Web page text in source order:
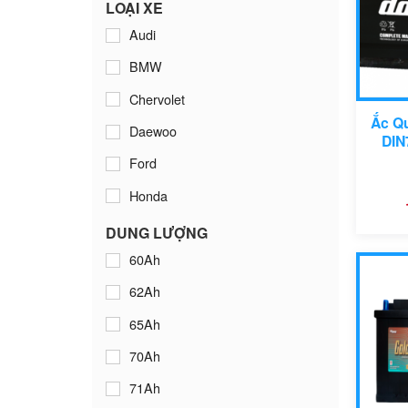
Varta
LOẠI XE
Audi
BMW
Chervolet
Daewoo
Ford
Honda
Hyundai
Isuzu
Kia
Lexus
Mazda
Mercedes
DUNG LƯỢNG
60Ah
62Ah
65Ah
70Ah
71Ah
Ắc